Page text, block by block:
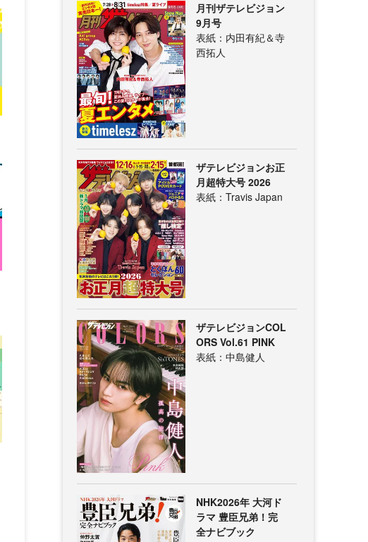
月刊ザテレビジョン
9月号
表紙：内田有紀＆寺
西拓人
ザテレビジョンお正
月超特大号 2026
表紙：Travis Japan
ザテレビジョンCOL
ORS Vol.61 PINK
表紙：中島健人
NHK2026年 大河ド
ラマ 豊臣兄弟！完
全ナビブック